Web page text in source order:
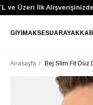
ve Üzeri İlk Alışverişinizde
GIYIMAKSESUAR
Anasayfa Bej Slim Fit Düz